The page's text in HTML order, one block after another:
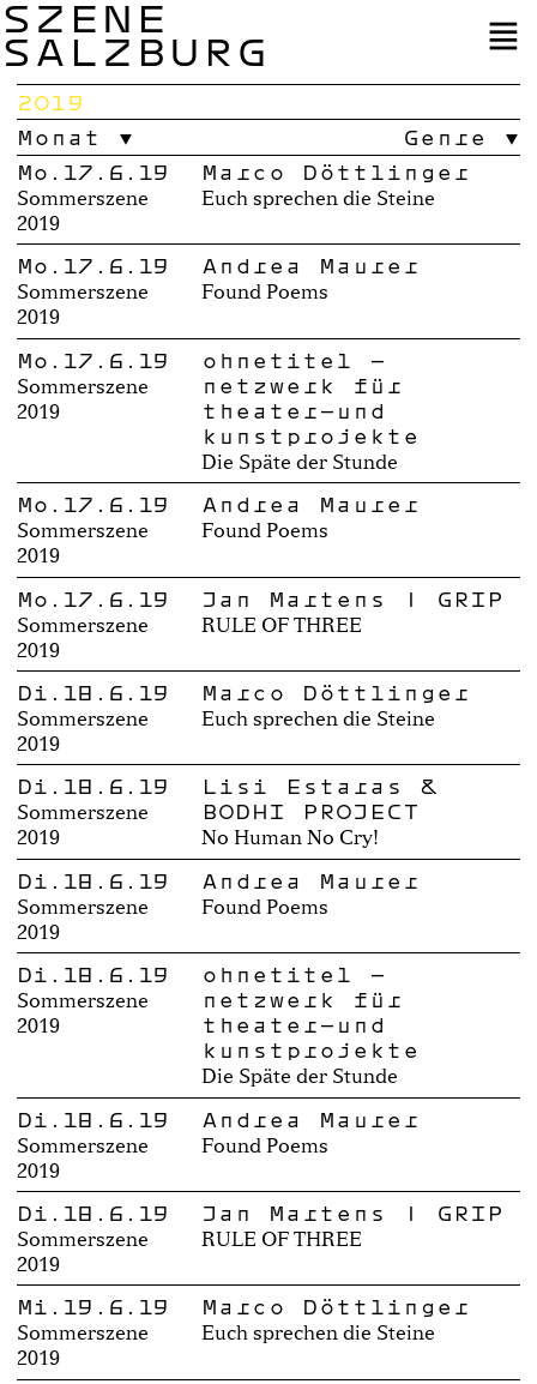
SZENE
SALZBURG
2019
Monat
Genre
Mo.17.6.19
Sommerszene
2019
Marco Döttlinger
Euch sprechen die Steine
Mo.17.6.19
Sommerszene
2019
Andrea Maurer
Found Poems
Mo.17.6.19
Sommerszene
2019
ohnetitel –
netzwerk für
theater-und
kunstprojekte
Die Späte der Stunde
Mo.17.6.19
Sommerszene
2019
Andrea Maurer
Found Poems
Mo.17.6.19
Sommerszene
2019
Jan Martens | GRIP
RULE OF THREE
Di.18.6.19
Sommerszene
2019
Marco Döttlinger
Euch sprechen die Steine
Di.18.6.19
Sommerszene
2019
Lisi Estaras &
BODHI PROJECT
No Human No Cry!
Di.18.6.19
Sommerszene
2019
Andrea Maurer
Found Poems
Di.18.6.19
Sommerszene
2019
ohnetitel –
netzwerk für
theater-und
kunstprojekte
Die Späte der Stunde
Di.18.6.19
Sommerszene
2019
Andrea Maurer
Found Poems
Di.18.6.19
Sommerszene
2019
Jan Martens | GRIP
RULE OF THREE
Mi.19.6.19
Sommerszene
2019
Marco Döttlinger
Euch sprechen die Steine